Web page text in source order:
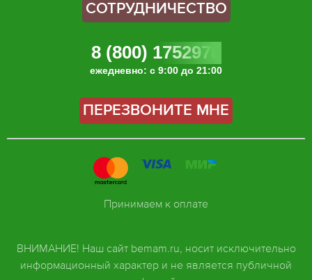
СОТРУДНИЧЕСТВО
8 (800) 1752978
ежедневно: с 9:00 до 21:00
ПЕРЕЗВОНИТЕ МНЕ
ВНИМАНИЕ! Наш сайт bemam.ru, носит исключительно
информационный характер и не является публичной
Принимаем к оплате